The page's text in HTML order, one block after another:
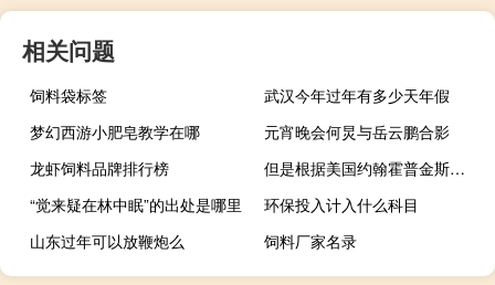
相关问题
饲料袋标签
武汉今年过年有多少天年假
梦幻西游小肥皂教学在哪
元宵晚会何炅与岳云鹏合影
龙虾饲料品牌排行榜
但是根据美国约翰霍普金斯大学公布的数据显示...- 但是根据美国约翰霍普金斯大学公布的数据显示...什么梗-「鲸吼社区」
“觉来疑在林中眠”的出处是哪里
环保投入计入什么科目
山东过年可以放鞭炮么
饲料厂家名录